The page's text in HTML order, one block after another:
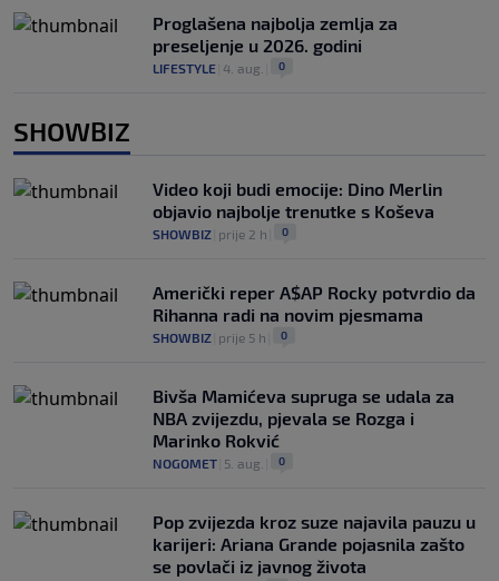
Proglašena najbolja zemlja za
preseljenje u 2026. godini
LIFESTYLE 4. aug. 0
SHOWBIZ
Video koji budi emocije: Dino Merlin
objavio najbolje trenutke s Koševa
SHOWBIZ prije 2 h 0
Američki reper A$AP Rocky potvrdio da
Rihanna radi na novim pjesmama
SHOWBIZ prije 5 h 0
Bivša Mamićeva supruga se udala za
NBA zvijezdu, pjevala se Rozga i
Marinko Rokvić
NOGOMET 5. aug. 0
Pop zvijezda kroz suze najavila pauzu u
karijeri: Ariana Grande pojasnila zašto
se povlači iz javnog života